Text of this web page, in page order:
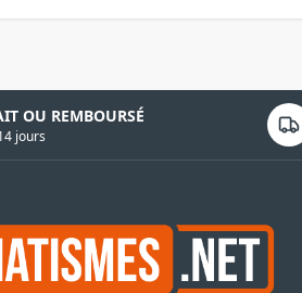
OU REMBOURSÉ
jours